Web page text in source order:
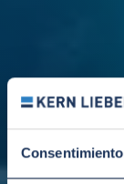
Consentimiento